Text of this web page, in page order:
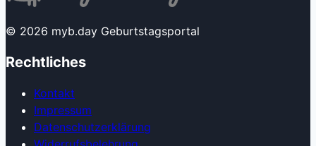
© 2026 myb.day Geburtstagsportal
Rechtliches
Kontakt
Impressum
Datenschutzerklärung